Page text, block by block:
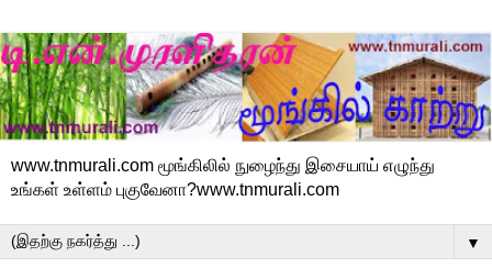
www.tnmurali.com மூங்கிலில் நுழைந்து இசையாய் எழுந்து
உங்கள் உள்ளம் புகுவேனா?www.tnmurali.com
▼